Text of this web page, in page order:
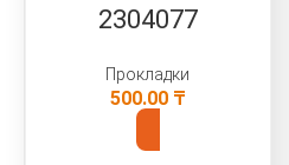
2304077
Прокладки
500.00 ₸